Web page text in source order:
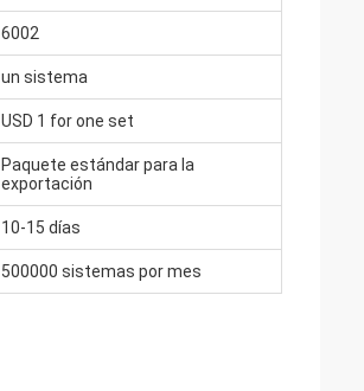
6002
un sistema
USD 1 for one set
Paquete estándar para la
exportación
10-15 días
500000 sistemas por mes